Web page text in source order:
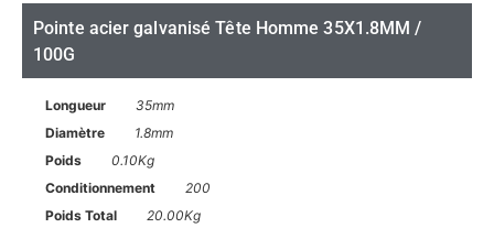
Pointe acier galvanisé Tête Homme 35X1.8MM /
100G
Longueur
35mm
Diamètre
1.8mm
Poids
0.10Kg
Conditionnement
200
Poids Total
20.00Kg